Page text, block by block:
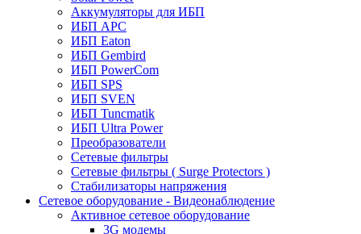
Аккумуляторы для ИБП
ИБП APC
ИБП Eaton
ИБП Gembird
ИБП PowerCom
ИБП SPS
ИБП SVEN
ИБП Tuncmatik
ИБП Ultra Power
Преобразователи
Сетевые фильтры
Сетевые фильтры ( Surge Protectors )
Стабилизаторы напряжения
Сетевое оборудование - Видеонаблюдение
Активное сетевое оборудование
3G модемы